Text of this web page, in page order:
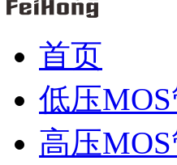
首页
低压
高压